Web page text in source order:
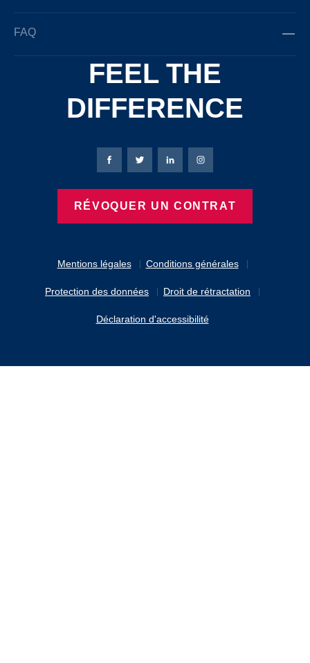
FAQ
FEEL THE
DIFFERENCE
Mentions légales Conditions générales
Protection des données Droit de rétractation
Déclaration d'accessibilité
Page Facebook de Bierbaum-Proenen
Page X de Bierbaum-Proenen
Page LinkedIn de
Page Instagram de
RÉVOQUER UN CONTRAT